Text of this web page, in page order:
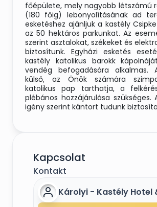
főépülete, mely nagyobb létszámú
(180 főig) lebonyolításának ad
esketéshez ajánljuk a kastély
az 50 hektáros parkunkat. Az
szerint asztalokat, székeket és
biztosítunk. Egyházi esketés
kastély katolikus barokk
vendég befogadására alkalmas.
külső, az Önök számára
katolikus pap tarthatja, a
plébános hozzájárulása szükséges.
igény szerint kántort tudunk
Kapcsolat
Kontakt